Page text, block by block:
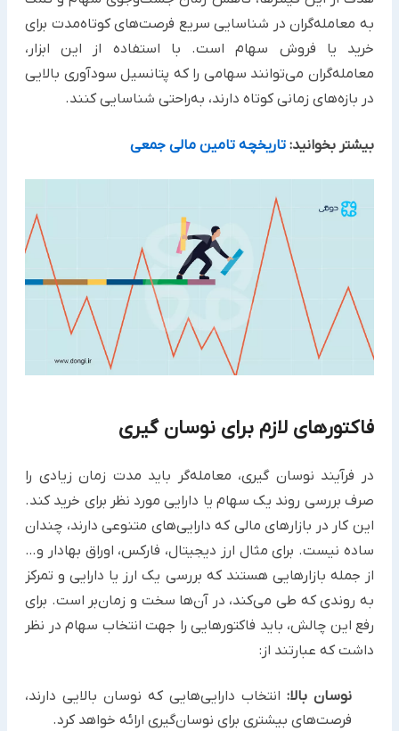
به معامله‌گران در شناسایی سریع فرصت‌های کوتاه‌مدت برای
خرید یا فروش سهام است. با استفاده از این ابزار،
معامله‌گران می‌توانند سهامی را که پتانسیل سودآوری بالایی
در بازه‌های زمانی کوتاه دارند، به‌راحتی شناسایی کنند.
بیشتر بخوانید: تاریخچه تامین مالی جمعی
فاکتورهای لازم برای نوسان‌ گیری
در فرآیند نوسان گیری، معامله‌گر باید مدت زمان زیادی را
صرف بررسی روند یک سهام یا دارایی مورد نظر برای خرید کند.
این کار در بازارهای مالی که دارایی‌های متنوعی دارند، چندان
ساده نیست. برای مثال ارز دیجیتال، فارکس، اوراق بهادار و…
از جمله بازارهایی هستند که بررسی یک ارز یا دارایی و تمرکز
به روندی که طی می‌کند، در آن‌ها سخت و زمان‌بر است. برای
رفع این چالش، باید فاکتورهایی را جهت انتخاب سهام در نظر
داشت که عبارتند از:
نوسان بالا: انتخاب دارایی‌هایی که نوسان بالایی دارند،
فرصت‌های بیشتری برای نوسان‌گیری ارائه خواهد کرد.